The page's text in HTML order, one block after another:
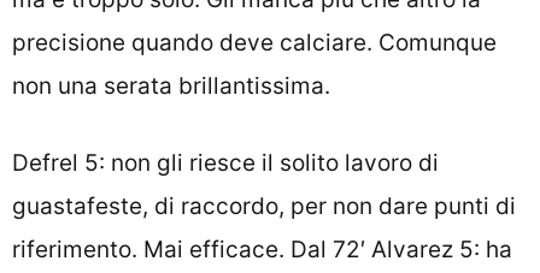
precisione quando deve calciare. Comunque
non una serata brillantissima.
Defrel 5: non gli riesce il solito lavoro di
guastafeste, di raccordo, per non dare punti di
riferimento. Mai efficace. Dal 72′ Alvarez 5: ha